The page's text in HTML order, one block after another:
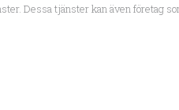
Dessa tjänster kan även företag